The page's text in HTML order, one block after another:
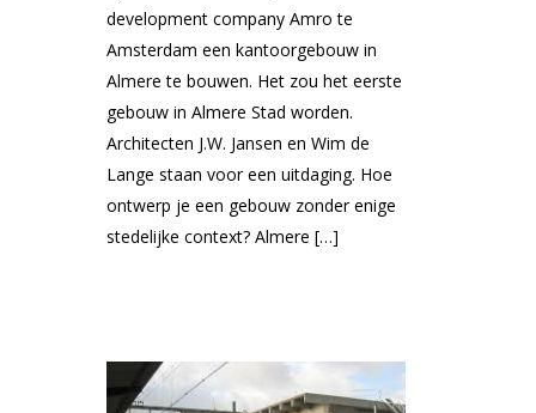
development company Amro te
Amsterdam een kantoorgebouw in
Almere te bouwen. Het zou het eerste
gebouw in Almere Stad worden.
Architecten J.W. Jansen en Wim de
Lange staan voor een uitdaging. Hoe
ontwerp je een gebouw zonder enige
stedelijke context? Almere […]